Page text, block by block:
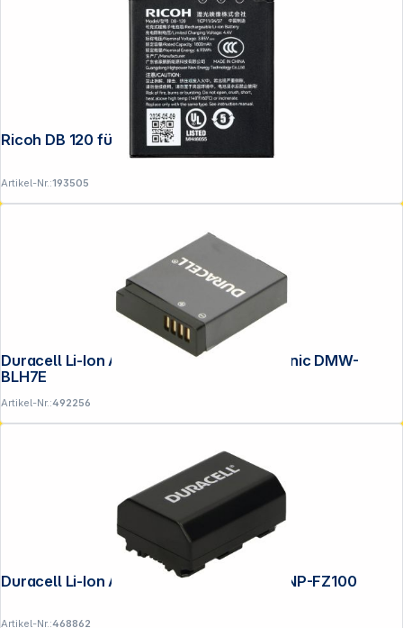
Ricoh DB 120 für GR IV
Artikel-Nr.:193505
Duracell Li-Ion Akku 600mAh für Panasonic DMW-
BLH7E
Artikel-Nr.:492256
Duracell Li-Ion Akku 2040mAh für Sony NP-FZ100
Artikel-Nr.:468862